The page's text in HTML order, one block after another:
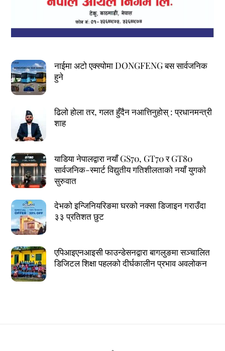
नाईमा अटो एक्स्पोमा DONGFENG बस सार्वजनिक
हुने
ढिलो होला तर, गलत हुँदैन नआत्तिनुहोस् : प्रधानमन्त्री
शाह
याडिया नेपालद्वारा नयाँ GS70, GT70 र GT80
सार्वजनिक-स्मार्ट विद्युतीय गतिशीलताको नयाँ युगको
सुरुवात
देभको इन्जिनियरिङमा घरको नक्सा डिजाइन गराउँदा
३३ प्रतिशत छुट
एपिआइएनआइसी फाउन्डेसनद्वारा बागलुङमा सञ्चालित
डिजिटल शिक्षा पहलको दीर्घकालीन प्रभाव अवलोकन